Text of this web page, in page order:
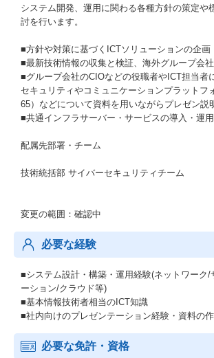
システム開発、運用に関わる各種方針の策定や
討を行います。
■方針や対策に基づくICTソリューションの企画
■最新技術情報の収集と検証、海外グループ会
■グループ会社のCIOなどの役職者やICT担当者
セキュリティやコミュニケーションプラットフ
65）などについて資料を用いながらプレゼン説
■共通インフラサーバー・サービスの導入・運
配属先部署・チーム
技術統括部 サイバーセキュリティチーム
変更の範囲：確認中
必要な経験
■システム設計・構築・運用経験(ネットワーク/
ーション/クラウド等)
■基本情報技術者相当のICT知識
■社内向けのプレゼンテーション経験・資料の
必要な免許・資格